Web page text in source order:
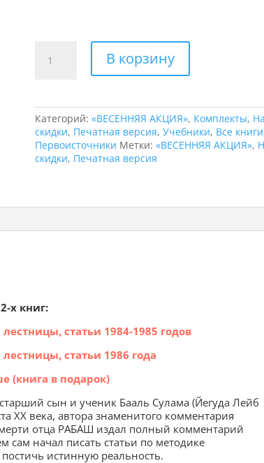
Количество
товара
(2
тома)
+
книга
"Всегда
в
В корзину
Категорий: «ВЕСЕННЯЯ АКЦИЯ», Комплекты,
скидки, Печатная версия, Учебники, Все книги
Первоисточники Метки: «ВЕСЕННЯЯ АКЦИЯ»,
скидки, Печатная версия
х книг:
статьи 1984-1985 годов
статьи 1986 года
(книга в подарок)
сын и ученик Бааль Сулама (Йегуда Лейб
XX века, автора знаменитого комментария
отца РАБАШ издал полный комментарий
сам начал писать статьи по методике
истинную реальность.